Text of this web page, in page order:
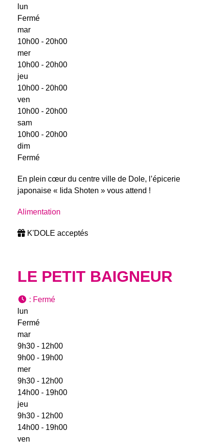
lun
Fermé
mar
10h00 - 20h00
mer
10h00 - 20h00
jeu
10h00 - 20h00
ven
10h00 - 20h00
sam
10h00 - 20h00
dim
Fermé
En plein cœur du centre ville de Dole, l’épicerie
japonaise « Iida Shoten » vous attend !
Alimentation
K'DOLE acceptés
LE PETIT BAIGNEUR
: Fermé
lun
Fermé
mar
9h30 - 12h00
9h00 - 19h00
mer
9h30 - 12h00
14h00 - 19h00
jeu
9h30 - 12h00
14h00 - 19h00
ven